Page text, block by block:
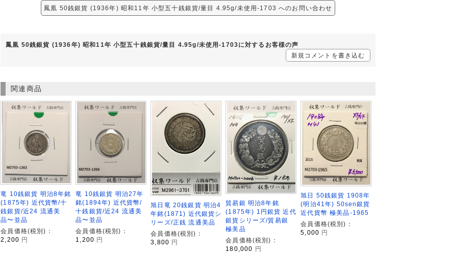
鳳凰 50銭銀貨 (1936年) 昭和11年 小型五十銭銀貨/量目 4.95g/未使用-1703 へのお問い合わせ
鳳凰 50銭銀貨 (1936年) 昭和11年 小型五十銭銀貨/量目 4.95g/未使用-1703に対するお客様の声
新規コメントを書き込む
関連商品
竜 10銭銀貨 明治8年銘
(1875年) 近代貨幣/十
銭銀貨/近24 流通美
品〜並品
会員価格(税別)：
2,200 円
竜 10銭銀貨 明治27年
銘(1894年) 近代貨幣/
十銭銀貨/近24 流通美
品〜並品
会員価格(税別)：
1,200 円
旭日竜 20銭銀貨 明治4
年銘(1871) 近代銀貨シ
リーズ/正銭 流通美品
会員価格(税別)：
3,800 円
貿易銀 明治8年銘
(1875年) 1円銀貨 近代
銀貨シリーズ/貿易銀
極美品
会員価格(税別)：
180,000
円
旭日 50銭銀貨 1908年
(明治41年) 50sen銀貨
近代貨幣 極美品-1965
会員価格(税別)：
5,000 円